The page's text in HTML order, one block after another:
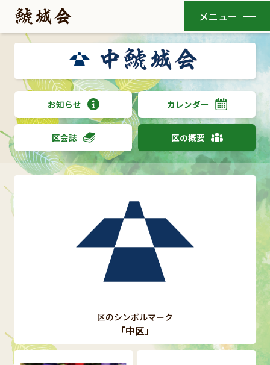
お知らせ カレンダー
区会誌 区の概要
区のシンボルマーク
「中区」